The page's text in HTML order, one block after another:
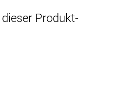
Produkt-